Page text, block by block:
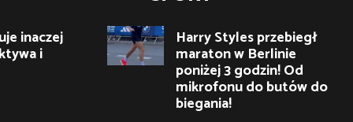
inaczej
i
Harry Styles przebiegł
maraton w Berlinie
poniżej 3 godzin! Od
mikrofonu do butów do
biegania!